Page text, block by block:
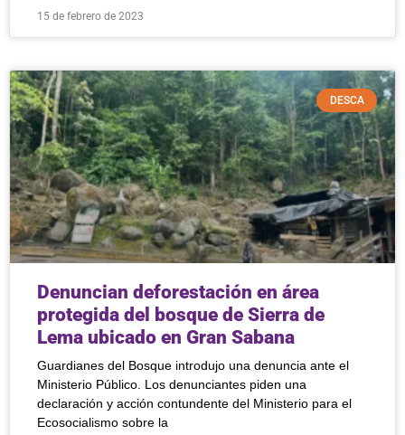
15 de febrero de 2023
DESCA
Denuncian deforestación en área
protegida del bosque de Sierra de
Lema ubicado en Gran Sabana
Guardianes del Bosque introdujo una denuncia ante el
Ministerio Público. Los denunciantes piden una
declaración y acción contundente del Ministerio para el
Ecosocialismo sobre la